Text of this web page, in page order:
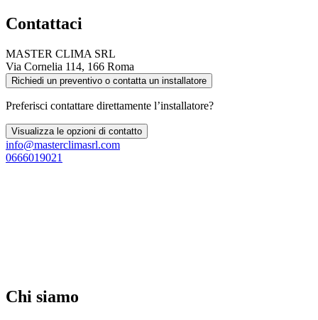
Contattaci
MASTER CLIMA SRL
Via Cornelia 114, 166 Roma
Richiedi un preventivo o contatta un installatore
Preferisci contattare direttamente l’installatore?
Visualizza le opzioni di contatto
info@masterclimasrl.com
0666019021
Chi siamo